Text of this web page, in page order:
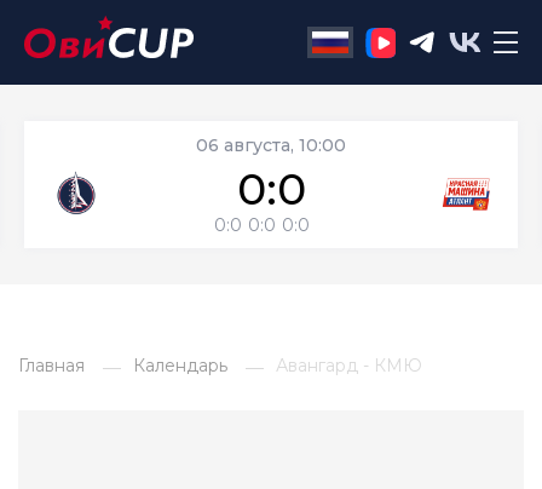
06 августа, 10:00
0:0
0:0 0:0 0:0
Главная Календарь Авангард - КМЮ